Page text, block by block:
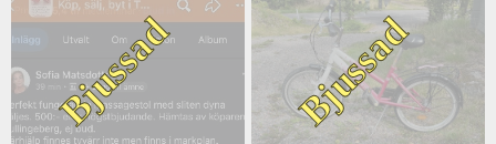
Bjussad Bjussad